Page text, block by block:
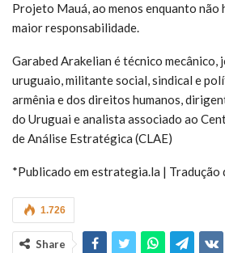
Projeto Mauá, ao menos enquanto não
maior responsabilidade.
Garabed Arakelian é técnico
uruguaio, militante social, sindical e
armênia e dos direitos humanos,
do Uruguai e analista associado ao
de Análise Estratégica (CLAE)
*Publicado em estrategia.la |
1.726
Share